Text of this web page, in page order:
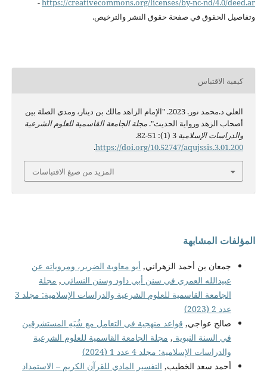
https://creativecommons.org/licenses/by-nc-nd/4.0/deed.ar
-
وتفاصيل الحقوق في صفحة حقوق النشر والترخيص.
كيفية الاقتباس
العلي د.محمد نور. 2023. "الإمام الزاهد مالك بن دينار، ومدى الصلة بين
أصحاب الزهد ورواية الحديث". مجلة الجامعة القاسمية للعلوم الشرعية
والدراسات الإسلامية
https://doi.org/10.52747/aqujssis.3.01.200
.
المزيد من صيغ الاقتباسات
المؤلفات المشابهة
جمعان بن أحمد الزهراني, أبو معاوية الضرير، ومروياته عن
عبيدالله العمري في سنن أبي داود وسنن النسائي , مجلة
الجامعة القاسمية للعلوم الشرعية والدراسات الإسلامية: مجلد 3
عدد 2 (2023)
صالح عواجي, قواعد منهجية في التعامل مع شُبَهِ المستشرقين
في السنة النبوية , مجلة الجامعة القاسمية للعلوم الشرعية
والدراسات الإسلامية: مجلد 4 عدد 1 (2024)
أحمد سعد الخطيب, التفسير المادي للقرآن الكريم – الاستمداد